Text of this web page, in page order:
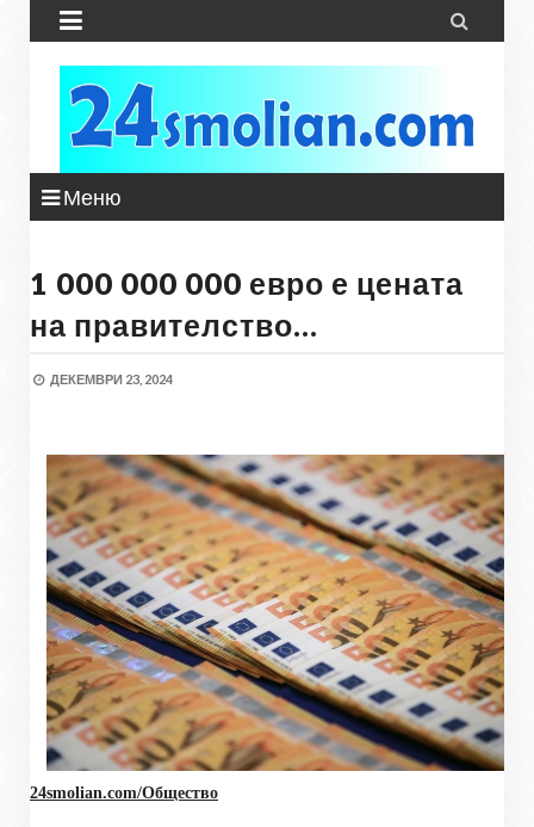
 
Меню
1 000 000 000 евро е цената
на правителство…
ДЕКЕМВРИ 23, 2024
24smolian.com/Общество